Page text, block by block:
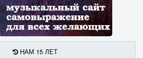
НАМ 15 ЛЕТ